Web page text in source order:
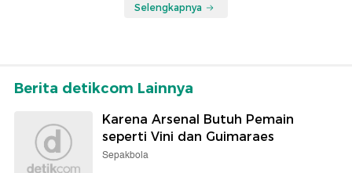
Selengkapnya
Berita detikcom Lainnya
Karena Arsenal Butuh Pemain
seperti Vini dan Guimaraes
Sepakbola